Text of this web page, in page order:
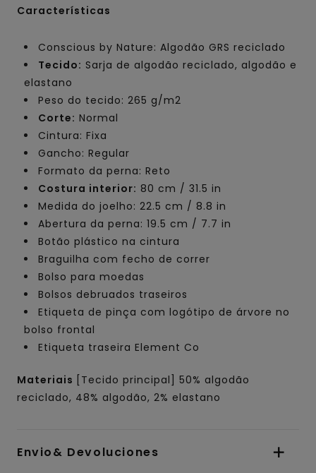
Características
Conscious by Nature: Algodão GRS reciclado
Tecido: Sarja de algodão reciclado, algodão e
elastano
Peso do tecido: 265 g/m2
Corte: Normal
Cintura: Fixa
Gancho: Regular
Formato da perna: Reto
Costura interior: 80 cm / 31.5 in
Medida do joelho: 22.5 cm / 8.8 in
Abertura da perna: 19.5 cm / 7.7 in
Botão plástico na cintura
Braguilha com fecho de correr
Bolso para moedas
Bolsos debruados traseiros
Etiqueta de pinça com logótipo de árvore no
bolso frontal
Etiqueta traseira Element Co
Materiais
[Tecido principal] 50% algodão
reciclado, 48% algodão, 2% elastano
Envio& Devoluciones